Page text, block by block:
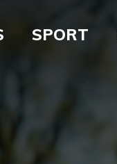
SPORT